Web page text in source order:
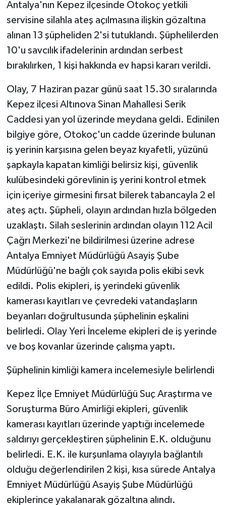
Antalya'nın Kepez ilçesinde Otokoç yetkili
servisine silahla ateş açılmasına ilişkin gözaltına
alınan 13 şüpheliden 2'si tutuklandı. Şüphelilerden
10'u savcılık ifadelerinin ardından serbest
bırakılırken, 1 kişi hakkında ev hapsi kararı verildi.
Olay, 7 Haziran pazar günü saat 15.30 sıralarında
Kepez ilçesi Altınova Sinan Mahallesi Serik
Caddesi yan yol üzerinde meydana geldi. Edinilen
bilgiye göre, Otokoç'un cadde üzerinde bulunan
iş yerinin karşısına gelen beyaz kıyafetli, yüzünü
şapkayla kapatan kimliği belirsiz kişi, güvenlik
kulübesindeki görevlinin iş yerini kontrol etmek
için içeriye girmesini fırsat bilerek tabancayla 2 el
ateş açtı. Şüpheli, olayın ardından hızla bölgeden
uzaklaştı. Silah seslerinin ardından olayın 112 Acil
Çağrı Merkezi'ne bildirilmesi üzerine adrese
Antalya Emniyet Müdürlüğü Asayiş Şube
Müdürlüğü'ne bağlı çok sayıda polis ekibi sevk
edildi. Polis ekipleri, iş yerindeki güvenlik
kamerası kayıtları ve çevredeki vatandaşların
beyanları doğrultusunda şüphelinin eşkalini
belirledi. Olay Yeri İnceleme ekipleri de iş yerinde
ve boş kovanlar üzerinde çalışma yaptı.
Şüphelinin kimliği kamera incelemesiyle belirlendi
Kepez İlçe Emniyet Müdürlüğü Suç Araştırma ve
Soruşturma Büro Amirliği ekipleri, güvenlik
kamerası kayıtları üzerinde yaptığı incelemede
saldırıyı gerçekleştiren şüphelinin E.K. olduğunu
belirledi. E.K. ile kurşunlama olayıyla bağlantılı
olduğu değerlendirilen 2 kişi, kısa sürede Antalya
Emniyet Müdürlüğü Asayiş Şube Müdürlüğü
ekiplerince yakalanarak gözaltına alındı.